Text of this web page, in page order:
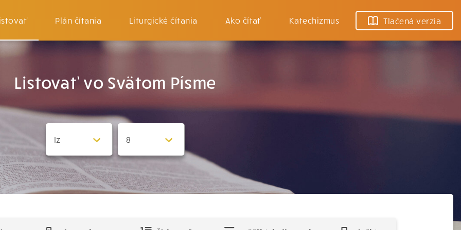
Plán čítania Liturgické čítania Ako čítať Katechizmus Tlačená verzia
Listovať vo Svätom Písme